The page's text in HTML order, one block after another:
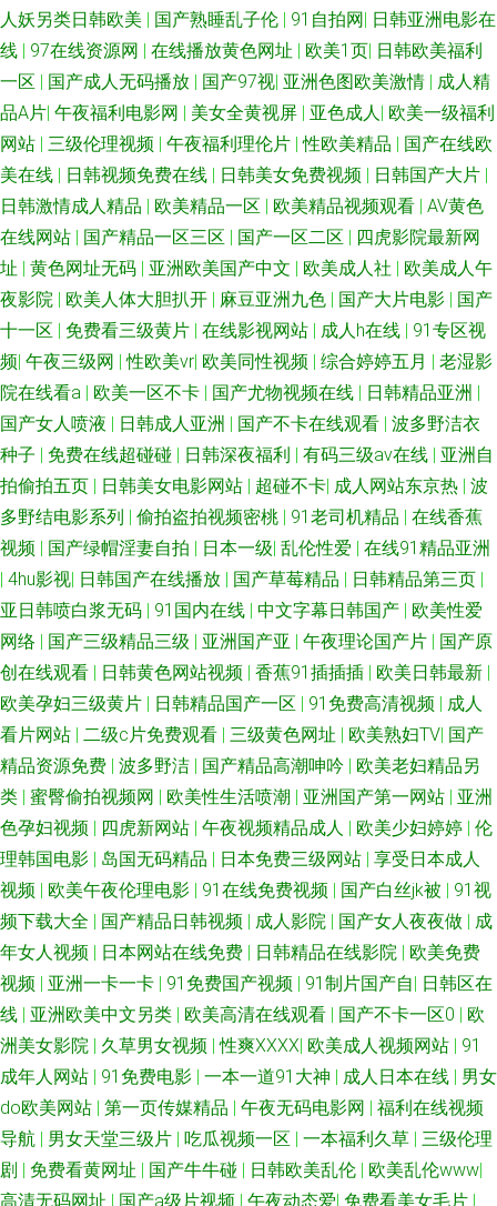
日韩 91uu成人福利 91豆花成人片 午夜伦理电影 99人人操 www尤物 欧美日
韩国产成人 麻豆福利导航 做爱91视频 91日皮子
人妖另类日韩欧美 | 国产熟睡乱子伦 | 91自拍网| 日韩亚洲电影在
线 | 97在线资源网 | 在线播放黄色网址 | 欧美1页| 日韩欧美福利
一区 | 国产成人无码播放 | 国产97视| 亚洲色图欧美激情 | 成人精
品A片| 午夜福利电影网 | 美女全黄视屏 | 亚色成人| 欧美一级福利
网站 | 三级伦理视频 | 午夜福利理伦片 |性欧美精品 | 国产在线欧
美在线 | 日韩视频免费在线 | 日韩美女免费视频 | 日韩国产大片 |
日韩激情成人精品 | 欧美精品一区 | 欧美精品视频观看 | AV黄色
在线网站 | 国产精品一区三区 | 国产一区二区 | 四虎影院最新网
址 | 黄色网址无码 | 亚洲欧美国产中文 | 欧美成人社 | 欧美成人午
夜影院 | 欧美人体大胆扒开 | 麻豆亚洲九色 | 国产大片电影 | 国产
十一区 | 免费看三级黄片 | 在线影视网站 | 成人h在线 | 91专区视
频| 午夜三级网 |性欧美vr| 欧美同性视频 | 综合婷婷五月 | 老湿影
院在线看a | 欧美一区不卡 | 国产尤物视频在线 | 日韩精品亚洲 |
国产女人喷液 | 日韩成人亚洲 | 国产不卡在线观看 | 波多野洁衣
种子 | 免费在线超碰碰 | 日韩深夜福利 | 有码三级av在线 | 亚洲自
拍偷拍五页 | 日韩美女电影网站 | 超碰不卡| 成人网站东京热 | 波
多野结电影系列 | 偷拍盗拍视频密桃 | 91老司机精品 | 在线香蕉
视频 | 国产绿帽淫妻自拍 | 日本一级| 乱伦性爱 | 在线91精品亚洲
| 4hu影视| 日韩国产在线播放 | 国产草莓精品 | 日韩精品第三页 |
亚日韩喷白浆无码 | 91国内在线 | 中文字幕日韩国产 | 欧美性爱
网络 | 国产三级精品三级 | 亚洲国产亚 | 午夜理论国产片 | 国产原
创在线观看 | 日韩黄色网站视频 | 香蕉91插插插 | 欧美日韩最新 |
欧美孕妇三级黄片 | 日韩精品国产一区 | 91免费高清视频 | 成人
看片网站 | 二级c片免费观看 | 三级黄色网址 | 欧美熟妇TV| 国产
精品资源免费 | 波多野洁 | 国产精品高潮呻吟 | 欧美老妇精品另
类 | 蜜臀偷拍视频网 | 欧美性生活喷潮 | 亚洲国产第一网站 | 亚洲
色孕妇视频 | 四虎新网站 | 午夜视频精品成人 | 欧美少妇婷婷 | 伦
理韩国电影 | 岛国无码精品 | 日本免费三级网站 | 享受日本成人
视频 | 欧美午夜伦理电影 | 91在线免费视频 | 国产白丝jk被 | 91视
频下载大全 | 国产精品日韩视频 | 成人影院 | 国产女人夜夜做 | 成
年女人视频 | 日本网站在线免费 | 日韩精品在线影院 | 欧美免费
视频 | 亚洲一卡一卡 | 91免费国产视频 | 91制片国产自| 日韩区在
线 | 亚洲欧美中文另类 | 欧美高清在线观看 | 国产不卡一区0 | 欧
洲美女影院 | 久草男女视频 |性爽XXXX| 欧美成人视频网站 | 91
成年人网站 | 91免费电影 | 一本一道91大神 | 成人日本在线 | 男女
do欧美网站 | 第一页传媒精品 | 午夜无码电影网 | 福利在线视频
导航 | 男女天堂三级片 | 吃瓜视频一区 | 一本福利久草 | 三级伦理
剧 | 免费看黄网址 | 国产牛牛碰 | 日韩欧美乱伦 | 欧美乱伦www|
高清无码网址 | 国产a级片视频 | 午夜动态爱| 免费看美女毛片 |